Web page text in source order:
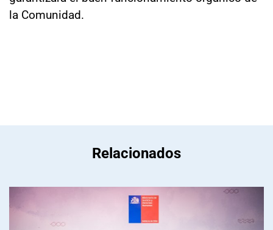
la Comunidad.
Relacionados